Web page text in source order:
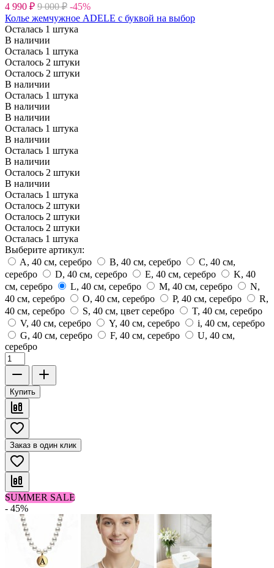
4 990 ₽ 9 000 ₽ -45%
Колье жемчужное ADELE с буквой на выбор
Осталась 1 штука
В наличии
Осталась 1 штука
Осталось 2 штуки
Осталось 2 штуки
В наличии
Осталась 1 штука
В наличии
В наличии
Осталась 1 штука
В наличии
Осталась 1 штука
В наличии
Осталось 2 штуки
В наличии
Осталась 1 штука
Осталось 2 штуки
Осталось 2 штуки
Осталось 2 штуки
Осталась 1 штука
Выберите артикул:
A, 40 см, серебро
B, 40 см, серебро
C, 40 см,
серебро
D, 40 см, серебро E, 40 см, серебро
K, 40
см, серебро
L, 40 см, серебро M, 40 см, серебро
N,
40 см, серебро
O, 40 см, серебро P, 40 см, серебро
R,
40 см, серебро
S, 40 см, цвет серебро
T, 40 см, серебро
V, 40 см, серебро
Y, 40 см, серебро
i, 40 см, серебро
G, 40 см, серебро
F, 40 см, серебро
U, 40 см,
серебро
Купить
Заказ в один клик
SUMMER SALE
- 45%